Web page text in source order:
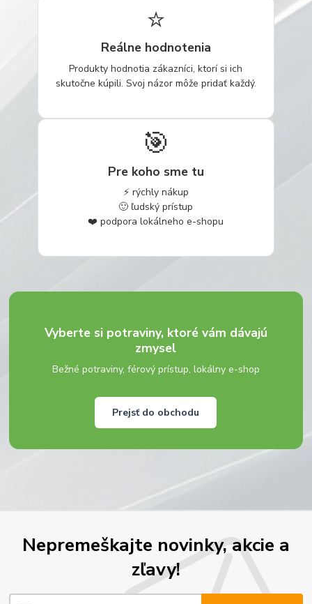
⭐
Reálne hodnotenia
Produkty hodnotia zákazníci, ktorí si ich
skutočne kúpili. Svoj názor môže pridať každý.
🎯
Pre koho sme tu
⚡ rýchly nákup
🙂 ľudský prístup
❤️ podpora lokálneho e-shopu
Vyberte si potraviny, ktoré vám dávajú
zmysel
Bežné potraviny, férový prístup, lokálny e-shop
Prejsť do obchodu
Nepremeškajte novinky, akcie a
zľavy!